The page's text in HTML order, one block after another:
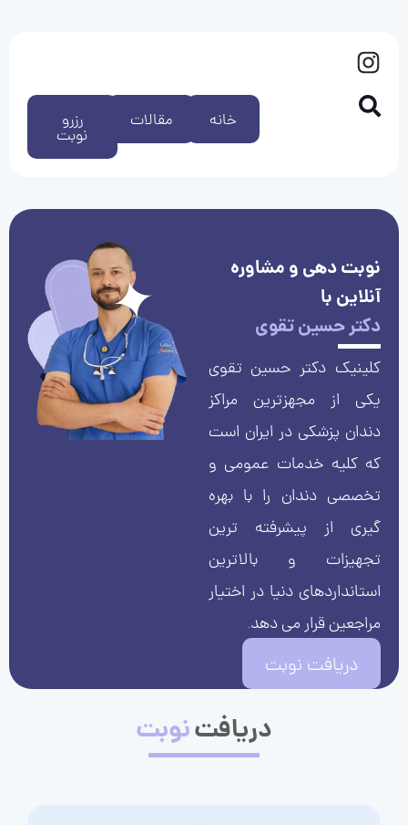
رزرو
نوبت
مقالات خانه
نوبت دهی و مشاوره
آنلاین با
دکتر حسین تقوی
کلینیک دکتر حسین تقوی
یکی از مجهزترین مراکز
دندان پزشکی در ایران است
که کلیه خدمات عمومی و
تخصصی دندان را با بهره
گیری از پیشرفته ترین
تجهیزات و بالاترین
استانداردهای دنیا در اختیار
مراجعین قرار می دهد.
دریافت نوبت
دریافتنوبت